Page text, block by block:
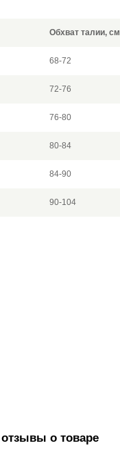
Обхват талии, см
68-72
72-76
76-80
80-84
84-90
90-104
о товаре